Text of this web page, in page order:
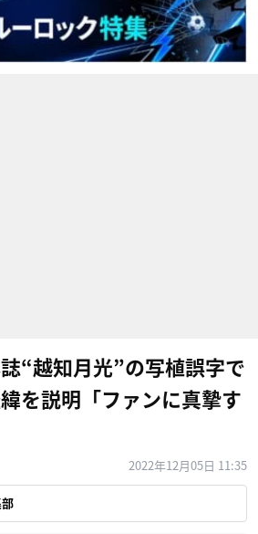
誌“越知月光”の写植誤字で
を説明「ファンに真摯す
2022年12月05日 11:35
部